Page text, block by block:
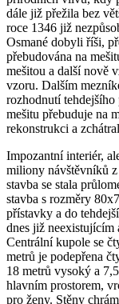
dále již přežila bez
roce 1346 již
Osmané dobyli říši,
přebudována na
mešitou a další nově
vzoru. Dalším
rozhodnutí
mešitu přebuduje na
rekonstrukci a
Impozantní interiér,
miliony návštěvníků z
stavba se stala
stavba s rozměry
přístavky a do
dnes již neexistujícím
Centrální kupole se
metrů je podepřena
18 metrů vysoký a
hlavním prostorem,
pro ženy. Stěny